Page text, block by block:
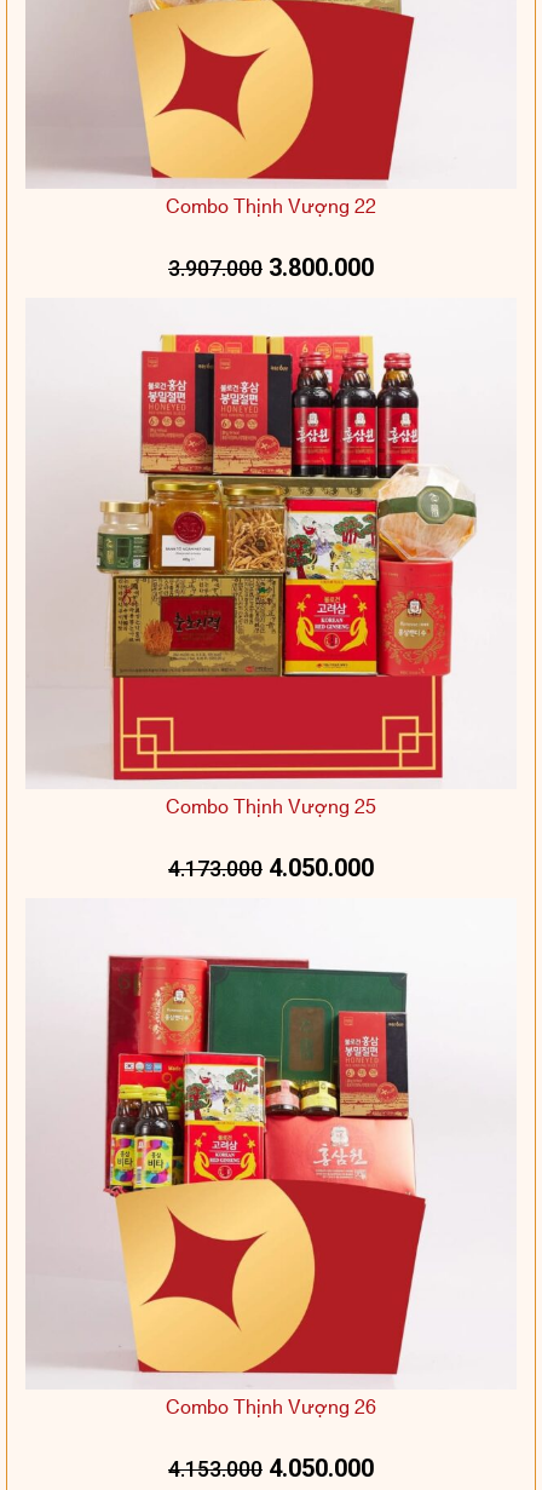
Combo Thịnh Vượng 22
3.907.000 3.800.000
Combo Thịnh Vượng 25
4.173.000 4.050.000
Combo Thịnh Vượng 26
4.153.000 4.050.000